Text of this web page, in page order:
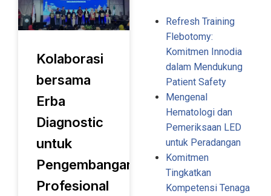
Kolaborasi
bersama
Erba
Diagnostic
untuk
Pengembangan
Profesional
Refresh Training
Flebotomy:
Komitmen Innodia
dalam Mendukung
Patient Safety​
Mengenal
Hematologi dan
Pemeriksaan LED
untuk Peradangan
Komitmen
Tingkatkan
Kompetensi Tenaga